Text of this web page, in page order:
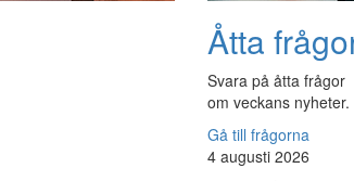
Åtta
Svara på åtta frågor
om veckans nyheter.
Gå till frågorna
4 augusti 2026